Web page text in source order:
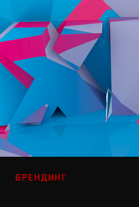
БРЕНДИНГ